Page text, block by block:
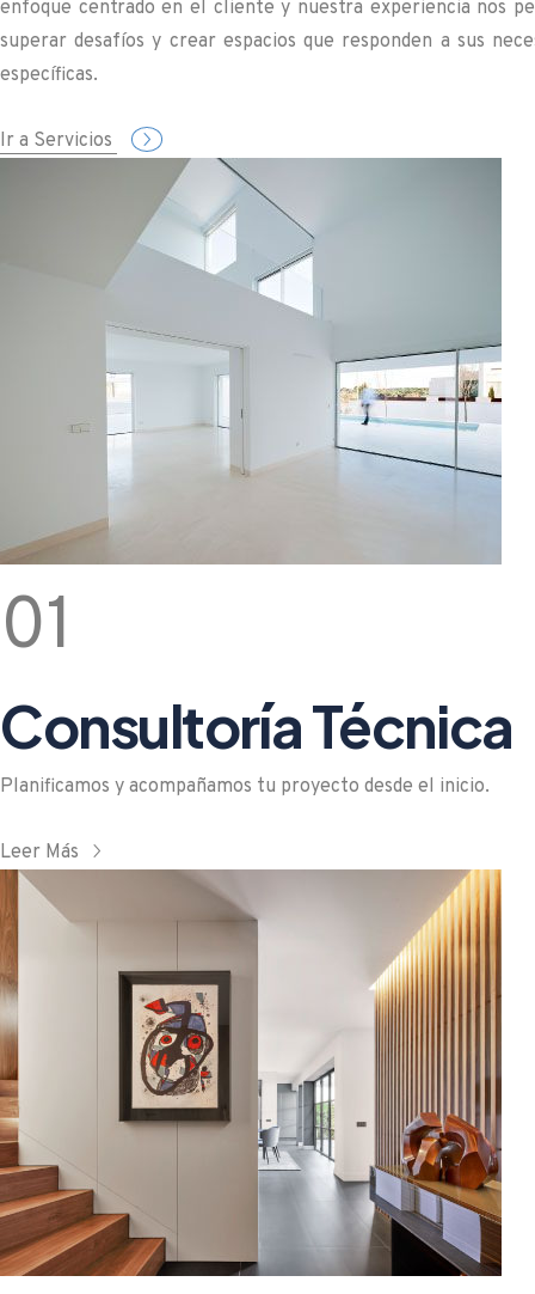
enfoque centrado en el cliente y nuestra experiencia nos
superar desafíos y crear espacios que responden a sus
específicas.
Ir a Servicios
01
Consultoría Técnica
Planificamos y acompañamos tu proyecto desde el inicio.
Leer Más